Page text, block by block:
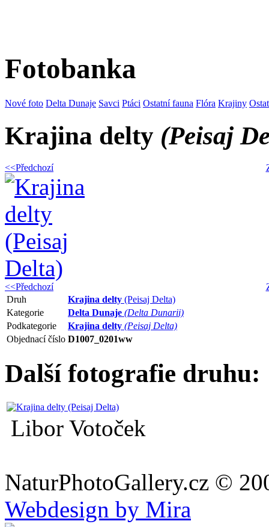
Fotobanka
Nové foto Delta Dunaje Savci Ptáci Ostatní fauna Flóra Krajiny
Krajina delty (Peisaj
<<Předchozí
<<Předchozí
Druh
Krajina delty (Peisaj Delta)
Kategorie
Delta Dunaje (Delta Dunarii)
Podkategorie
Krajina delty (Peisaj Delta)
Objednací číslo D1007_0201ww
Další fotografie
Libor Votoček
NaturPhotoGallery.cz ©
Webdesign by Mira